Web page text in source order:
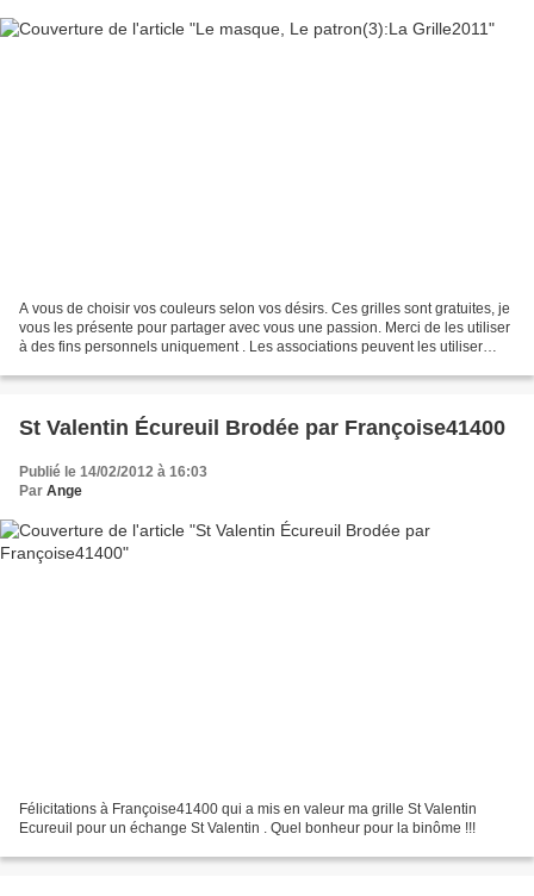
A vous de choisir vos couleurs selon vos désirs. Ces grilles sont gratuites, je
vous les présente pour partager avec vous une passion. Merci de les utiliser
à des fins personnels uniquement . Les associations peuvent les utiliser
St Valentin Écureuil Brodée par Françoise41400
Publié le 14/02/2012 à 16:03
Par Ange
Félicitations à Françoise41400 qui a mis en valeur ma grille St Valentin
Ecureuil pour un échange St Valentin . Quel bonheur pour la binôme !!!